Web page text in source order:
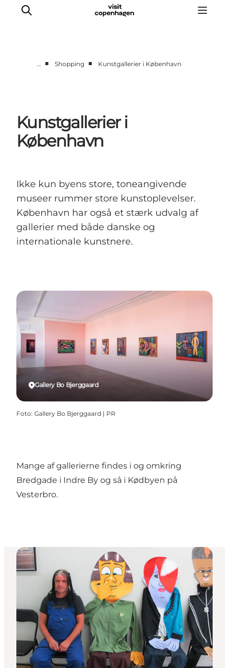
Spis & drik
Områder
Planlæg din tur
… ■ Shopping ■ Kunstgallerier i København
Kunstgallerier i
København
Ikke kun byens store, toneangivende
museer rummer store kunstoplevelser.
København har også et stærk udvalg af
gallerier med både danske og
internationale kunstnere.
Gallery Bo Bjerggaard
Foto: Gallery Bo Bjerggaard | PR
Mange af gallerierne findes i og omkring
Bredgade i Indre By og så i Kødbyen på
Vesterbro.